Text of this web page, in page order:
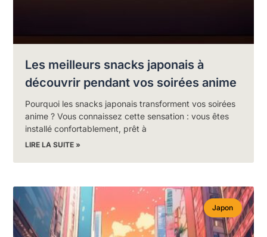
Les meilleurs snacks japonais à
découvrir pendant vos soirées anime
Pourquoi les snacks japonais transforment vos soirées
anime ? Vous connaissez cette sensation : vous êtes
installé confortablement, prêt à
LIRE LA SUITE »
Japon